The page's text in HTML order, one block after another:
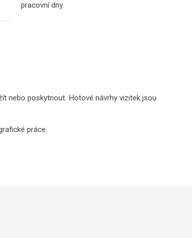
pracovní dny.
nebo poskytnout. Hotové návrhy vizitek jsou
práce.